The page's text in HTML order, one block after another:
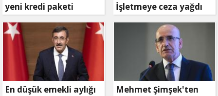
yeni kredi paketi
müjdesi: 6 ay geri
ödemesiz, 36 ay vadeli
İşletmeye ceza yağdı
En düşük emekli aylığı
Mehmet Şimşek'ten